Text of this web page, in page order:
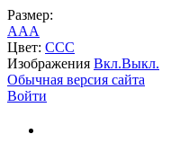
Размер:
AAA
Цвет: CCC
Изображения Вкл.Выкл.
Обычная версия сайта
Войти